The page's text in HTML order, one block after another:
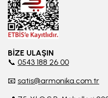
BİZE ULAŞIN
📞 0543 188 26 00
📧 satis@armonika.com.tr